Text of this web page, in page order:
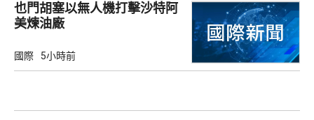
也門胡塞以無人機打擊沙特阿
美煉油廠
國際 5小時前